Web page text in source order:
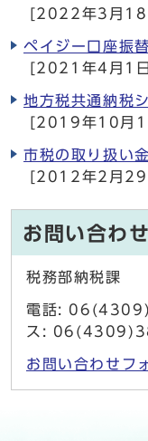
[2022年3月18
ペイジー口座振
[2021年4月1
地方税共通納税
[2019年10月1
市税の取り扱い
[2012年2月29
お問い合わせ
税務部納税課
電話:
ス:
お問い合わせフ